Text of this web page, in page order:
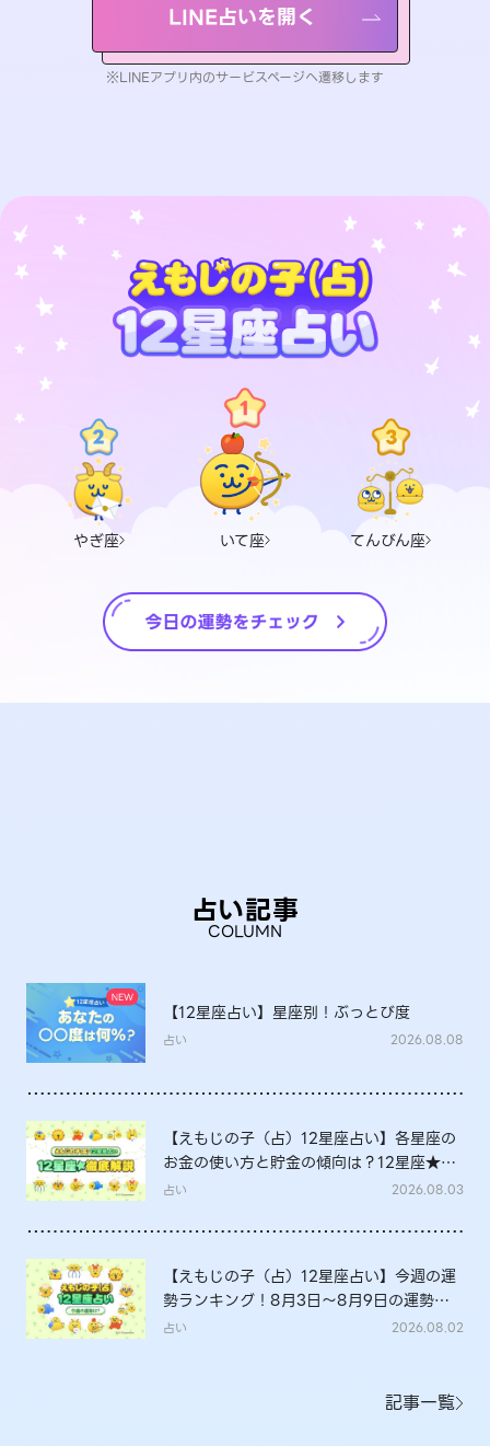
LINE占いを開く
※LINEアプリ内のサービスページへ遷移します
やぎ座 いて座 てんびん座
占い記事
COLUMN
【12星座占い】星座別！ぶっとび度
占い 2026.08.08
【えもじの子（占）12星座占い】各星座の
お金の使い方と貯金の傾向は？12星座★徹
底解説
占い 2026.08.03
【えもじの子（占）12星座占い】今週の運
勢ランキング！8月3日～8月9日の運勢
は？
占い 2026.08.02
記事一覧